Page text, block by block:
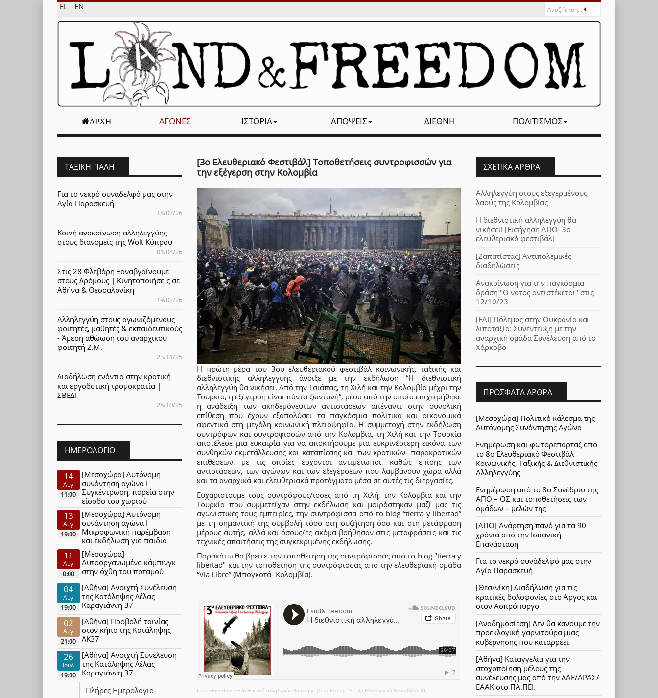
EL EN
ΑΡΧΉ ΑΓΏΝΕΣ ΙΣΤΟΡΊΑ ΑΠΌΨΕΙΣ ΔΙΕΘΝΉ ΠΟΛΙΤΙΣΜΌΣ
[3ο Ελευθεριακό Φεστιβάλ] Τοποθετήσεις συντροφισσών για
την εξέγερση στην Κολομβία
Η πρώτη μέρα του 3ου ελευθεριακού φεστιβάλ κοινωνικής, ταξικής και
διεθνιστικής αλληλεγγύης άνοιξε με την εκδήλωση “Η διεθνιστική
αλληλεγγύη θα νικήσει. Από την Τσιάπας, τη Χιλή και την Κολομβία μέχρι την
Τουρκία, η εξέγερση είναι πάντα ζωντανή”, μέσα από την οποία επιχειρήθηκε
η ανάδειξη των ακηδεμόνευτων αντιστάσεων απέναντι στην συνολική
επίθεση που έχουν εξαπολύσει τα παγκόσμια πολιτικά και οικονομικά
αφεντικά στη μεγάλη κοινωνική πλειοψηφία. Η συμμετοχή στην εκδήλωση
συντρόφων και συντροφισσών από την Κολομβία, τη Χιλή και την Τουρκία
αποτέλεσε μια ευκαιρία για να αποκτήσουμε μια ευκρινέστερη εικόνα των
συνθηκών εκμετάλλευσης και καταπίεσης και των κρατικών- παρακρατικών
επιθέσεων, με τις οποίες έρχονται αντιμέτωποι, καθώς επίσης των
αντιστάσεων, των αγώνων και των εξεγέρσεων που λαμβάνουν χώρα αλλά
και τα αναρχικά και ελευθεριακά προτάγματα μέσα σε αυτές τις διεργασίες.
Ευχαριστούμε τους συντρόφους/ισσες από τη Χιλή, την Κολομβία και την
Τουρκία που συμμετείχαν στην εκδήλωση και μοιράστηκαν μαζί μας τις
αγωνιστικές τους εμπειρίες, την συντρόφισσα από το blog “tierra y libertad”
με τη σημαντική της συμβολή τόσο στη συζήτηση όσο και στη μετάφραση
μέρους αυτής, αλλά και όσους/ες ακόμα βοήθησαν στις μεταφράσεις και τις
τεχνικές απαιτήσεις της συγκεκριμένης εκδήλωσης.
Παρακάτω θα βρείτε την τοποθέτηση της συντρόφισσας από το blog "tierra y
libertad" και την τοποθέτηση της συντρόφισσας από την ελευθεριακή ομάδα
“Vía Libre” (Μπογκοτά- Κολομβία).
Land&Freedom · Η διεθνιστική αλληλεγγύη θα νικήσει [Τοποθέτηση #1 | 3ο Ελευθεριακό Φεστιβάλ ΑΠΟ]
ΤΑΞΙΚΉ ΠΆΛΗ
Για το νεκρό συνάδελφό μας στην
Αγία Παρασκευή
18/07/26
Κοινή ανακοίνωση αλληλεγγύης
στους διανομείς της Wolt Κύπρου
01/04/26
Στις 28 Φλεβάρη Ξαναβγαίνουμε
στους Δρόμους | Κινητοποιήσεις σε
Αθήνα & Θεσσαλονίκη
19/02/26
Αλληλεγγύη στους αγωνιζόμενους
φοιτητές, μαθητές & εκπαιδευτικούς
- Άμεση αθώωση του αναρχικού
φοιτητή Ζ.Μ.
23/11/25
Διαδήλωση ενάντια στην κρατική
και εργοδοτική τρομοκρατία |
ΣΒΕΔΙ
28/10/25
ΗΜΕΡΟΛΌΓΙΟ
14
Αυγ
11:00
[Μεσοχώρα] Αυτόνομη
συνάντηση αγώνα Ι
Συγκέντρωση, πορεία στην
είσοδο του χωριού
13
Αυγ
19:00
[Μεσοχώρα] Αυτόνομη
συνάντηση αγώνα Ι
Μικροφωνική παρέμβαση
και εκδήλωση για παιδιά
11
Αυγ
0:00
[Μεσοχώρα]
Αυτοοργανωμένο κάμπινγκ
στην όχθη του ποταμού
04
Αυγ
19:00
[Αθήνα] Ανοιχτή Συνέλευση
της Κατάληψης Λέλας
Καραγιάννη 37
02
Αυγ
21:00
[Αθήνα] Προβολή ταινίας
στον κήπο της Κατάληψης
ΛΚ37
26
Ιουλ
19:00
[Αθήνα] Ανοιχτή Συνέλευση
της Κατάληψης Λέλας
Καραγιάννη 37
Πλήρες Ημερολόγιο
ΣΧΕΤΙΚΆ ΆΡΘΡΑ
Αλληλεγγύη στους εξεγερμένους
λαούς της Κολομβίας
Η διεθνιστική αλληλεγγύη θα
νικήσει! [Εισήγηση ΑΠΟ- 3ο
ελευθεριακό φεστιβάλ]
[Ζαπατίστας] Αντιπολεμικές
διαδηλώσεις
Ανακοίνωση για την παγκόσμια
δράση "Ο νότος αντιστέκεται" στις
12/10/23
[FAI] Πόλεμος στην Ουκρανία και
λιποταξία: Συνέντευξη με την
αναρχική ομάδα Συνέλευση από το
Χάρκοβο
ΠΡΌΣΦΑΤΑ ΆΡΘΡΑ
[Μεσοχώρα] Πολιτικό κάλεσμα της
Αυτόνομης Συνάντησης Αγώνα
Ενημέρωση και φωτορεπορτάζ από
το 8ο Ελευθεριακό Φεστιβάλ
Κοινωνικής, Ταξικής & Διεθνιστικής
Αλληλεγγύης
Ενημέρωση από το 8ο Συνέδριο της
ΑΠΟ – ΟΣ και τοποθετήσεις των
ομάδων – μελών της
[ΑΠΟ] Ανάρτηση πανό για τα 90
χρόνια από την Ισπανική
Επανάσταση
Για το νεκρό συνάδελφό μας στην
Αγία Παρασκευή
[Θεσ/νίκη] Διαδήλωση για τις
κρατικές δολοφονίες στο Άργος και
στον Ασπρόπυργο
[Αναδημοσίεση] Δεν θα κανουμε την
προεκλογική γαρνιτούρα μιας
κυβέρνησης που καταρρέει
[Αθήνα] Καταγγελία για την
στοχοποίηση μέλους της
συνέλευσης μας από την ΛΑΕ/ΑΡΑΣ/
ΕΑΑΚ στο ΠΑ.ΠΕΙ.